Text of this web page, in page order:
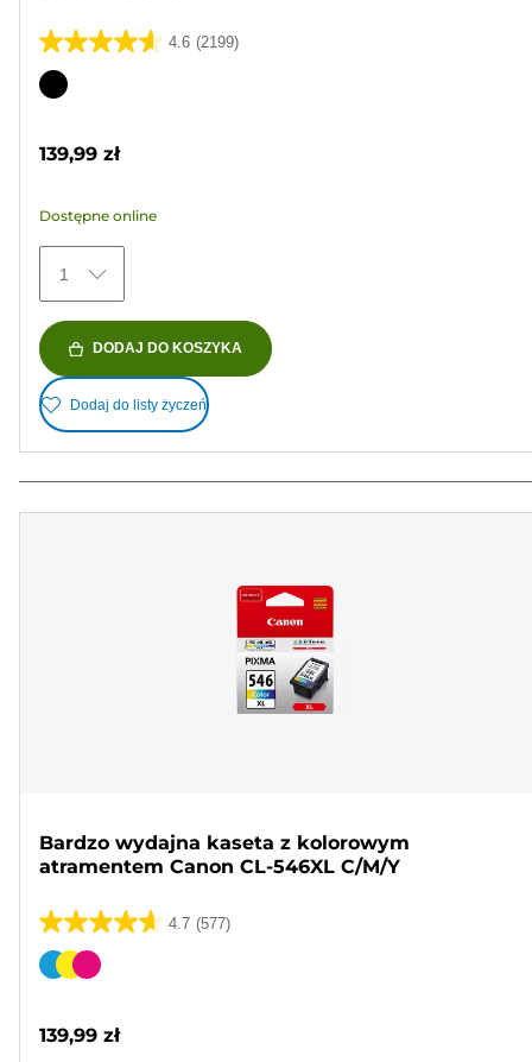
4.6 (2199)
4.6
na
2199
Wkład
139,99 zł
Dostępne online
1
DODAJ DO KOSZYKA
Dodaj do listy życzeń
Bardzo wydajna kaseta z kolorowym
atramentem Canon CL-546XL C/M/Y
4.7 (577)
4.7
na
577
Wkład
139,99 zł